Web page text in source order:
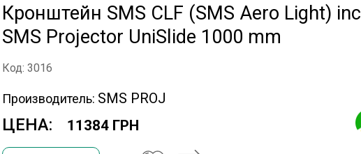
Кронштейн SMS CLF (SMS Aero Light) incl
SMS Projector UniSlide 1000 mm
Код: 3016
Производитель: SMS PROJ
ЦЕНА: 11384 ГРН